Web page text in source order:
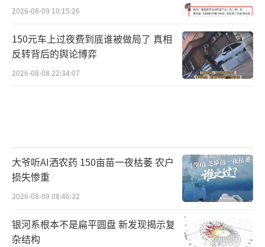
2026-08-09 10:15:26
150元车上过夜费到底谁被做局了 真相
反转背后的舆论博弈
2026-08-08 22:34:07
大爷听AI洒农药 150亩苗一夜枯萎 农户
损失惨重
2026-08-09 08:46:32
银河系根本不是扁平圆盘 新发现揭示复
杂结构